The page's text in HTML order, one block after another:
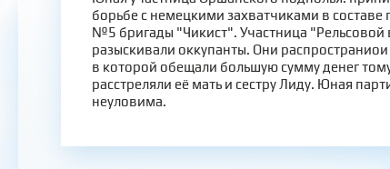
борьбе с немецкими захватчиками в составе
№5 бригады "Чикист". Участница
разыскивали оккупанты. Они
в которой обещали большую сумму денег
расстреляли её мать и сестру Лиду. Юная
неуловима.